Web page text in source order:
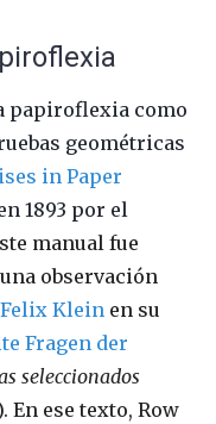
papiroflexia como
geométricas
in Paper
1893 por el
manual fue
observación
Felix Klein en su
Fragen der
seleccionados
En ese texto, Row